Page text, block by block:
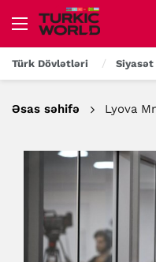
Türk Dövlətləri Siyasət
Əsas səhifə Lyova